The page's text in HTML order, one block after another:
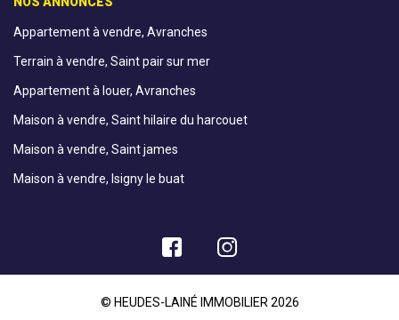
Appartement à vendre, Avranches
Terrain à vendre, Saint pair sur mer
Appartement à louer, Avranches
Maison à vendre, Saint hilaire du harcouet
Maison à vendre, Saint james
Maison à vendre, Isigny le buat
© HEUDES-LAINÉ IMMOBILIER 2026